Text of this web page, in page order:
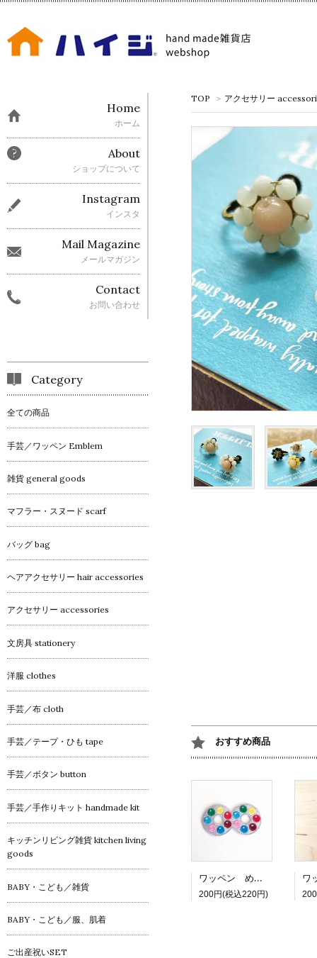
TOP > アクセサリー
おすすめ商品
ワッペン めがねチョコ
200円(税込220円)
Home
ホーム
About
ショップについて
Instagram
インスタ
Mail Magazine
メールマガジン
Contact
お問い合わせ
Category
全ての商品
手芸／ワッペン Emblem
雑貨 general goods
マフラー・スヌード scarf
バッグ bag
ヘアアクセサリー hair accessories
アクセサリー accessories
文房具 stationery
洋服 clothes
手芸／布 cloth
手芸／テープ・ひも tape
手芸／ボタン button
手芸／手作りキット handmade kit
キッチンリビング雑貨 kitchen living
goods
BABY・こども／雑貨
BABY・こども／服、肌着
ご出産祝いSET